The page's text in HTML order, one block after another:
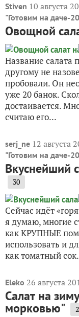
Stiven 10 августа
"Готовим на даче-
Овощной
Название салата
другому не
пробовали. Он
уже 20 банок.
достаивается.
считаю его...
serj_ne 12 августа
"Готовим на даче-
Вкуснейший
30
Сейчас идёт
я думаю, многие
как КРУПНЫЕ
использовать и
как томатный
Eleko 26 августа
Салат на
морковью" 2